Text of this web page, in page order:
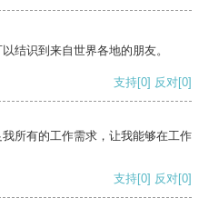
结识到来自世界各地的朋友。
支持[0] 反对[0]
所有的工作需求，让我能够在工作
支持[0] 反对[0]